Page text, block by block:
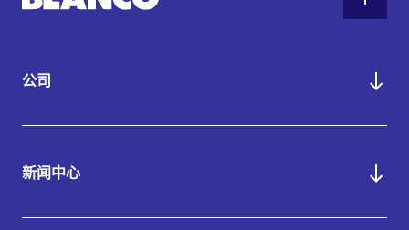
公司
新闻中心